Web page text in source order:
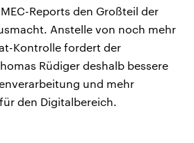
Reports den Großteil der
Anstelle von noch mehr
Kontrolle fordert der
Rüdiger deshalb bessere
und mehr
den Digitalbereich.